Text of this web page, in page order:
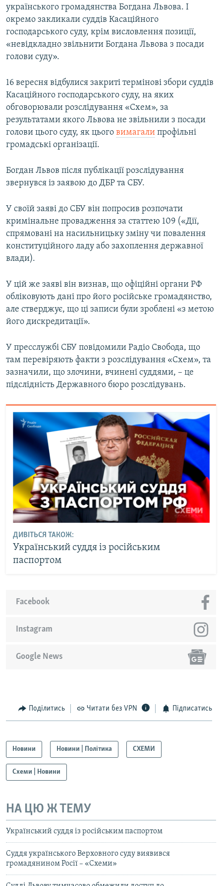
українського громадянства Богдана Львова. І
окремо закликали суддів Касаційного
господарського суду, крім висловлення позиції,
«невідкладно звільнити Богдана Львова з посади
голови суду».
16 вересня відбулися закриті термінові збори суддів
Касаційного господарського суду, на яких
обговорювали розслідування «Схем», за
результатами якого Львова не звільнили з посади
голови цього суду, як цього вимагали профільні
громадські організації.
Богдан Львов після публікації розслідування
звернувся із заявою до ДБР та СБУ.
У своїй заяві до СБУ він попросив розпочати
кримінальне провадження за статтею 109 («Дії,
спрямовані на насильницьку зміну чи повалення
конституційного ладу або захоплення державної
влади).
У цій же заяві він визнав, що офіційні органи РФ
обліковують дані про його російське громадянство,
але стверджує, що ці записи були зроблені «з метою
його дискредитації».
У пресслужбі СБУ повідомили Радіо Свобода, що
там перевіряють факти з розслідування «Схем», та
зазначили, що злочини, вчинені суддями, – це
підслідність Державного бюро розслідувань.
ДИВІТЬСЯ ТАКОЖ:
Український суддя із російським
паспортом
Instagram
Google News
Facebook
Поділитись Читати без VPN Підписатись
Новини Новини | Політика СХЕМИ
Схеми | Новини
НА ЦЮ Ж ТЕМУ
Український суддя із російським паспортом
Суддя українського Верховного суду виявився
громадянином Росії – «Схеми»